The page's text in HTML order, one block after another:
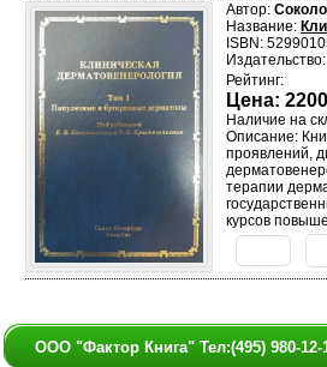
Автор:
Название:
ISBN:
Издательство:
Рейтинг:
Цена:
Наличие на
Описание:
проявлений,
терапии
курсов
ООО "Фактор Книга" Тел:(495) 980-